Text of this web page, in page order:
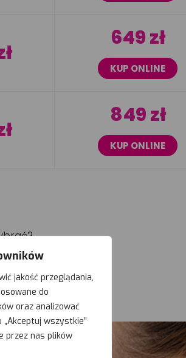
jakość przeglądania,
do
oraz analizować
wszystkie”
przez nas plików
649 zł
KUP ONLINE
849 zł
KUP ONLINE
118